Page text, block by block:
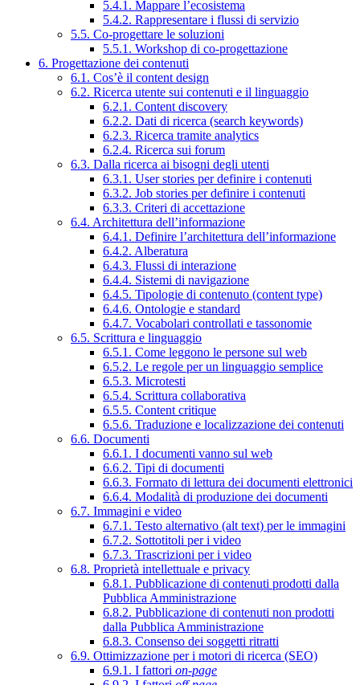
5.4.1. Mappare l’ecosistema
5.4.2. Rappresentare i flussi di servizio
5.5. Co-progettare le soluzioni
5.5.1. Workshop di co-progettazione
6. Progettazione dei contenuti
6.1. Cos’è il content design
6.2. Ricerca utente sui contenuti e il linguaggio
6.2.1. Content discovery
6.2.2. Dati di ricerca (search keywords)
6.2.3. Ricerca tramite analytics
6.2.4. Ricerca sui forum
6.3. Dalla ricerca ai bisogni degli utenti
6.3.1. User stories per definire i contenuti
6.3.2. Job stories per definire i contenuti
6.3.3. Criteri di accettazione
6.4. Architettura dell’informazione
6.4.1. Definire l’architettura dell’informazione
6.4.2. Alberatura
6.4.3. Flussi di interazione
6.4.4. Sistemi di navigazione
6.4.5. Tipologie di contenuto (content type)
6.4.6. Ontologie e standard
6.4.7. Vocabolari controllati e tassonomie
6.5. Scrittura e linguaggio
6.5.1. Come leggono le persone sul web
6.5.2. Le regole per un linguaggio semplice
6.5.3. Microtesti
6.5.4. Scrittura collaborativa
6.5.5. Content critique
6.5.6. Traduzione e localizzazione dei contenuti
6.6. Documenti
6.6.1. I documenti vanno sul web
6.6.2. Tipi di documenti
6.6.3. Formato di lettura dei documenti elettronici
6.6.4. Modalità di produzione dei documenti
6.7. Immagini e video
6.7.1. Testo alternativo (alt text) per le immagini
6.7.2. Sottotitoli per i video
6.7.3. Trascrizioni per i video
6.8. Proprietà intellettuale e privacy
6.8.1. Pubblicazione di contenuti prodotti dalla
Pubblica Amministrazione
6.8.2. Pubblicazione di contenuti non prodotti
dalla Pubblica Amministrazione
6.8.3. Consenso dei soggetti ritratti
6.9. Ottimizzazione per i motori di ricerca (SEO)
6.9.1. I fattori on-page